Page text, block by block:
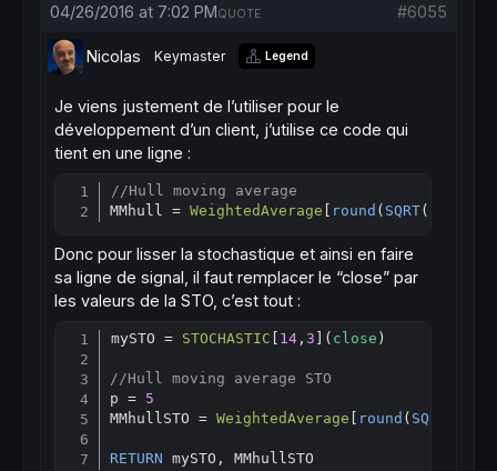
04/26/2016 at 7:02 PM #6055
QUOTE
Nicolas Keymaster Legend
Je viens justement de l’utiliser pour le
développement d’un client, j’utilise ce code qui
tient en une ligne :
//Hull moving average
MMhull = WeightedAverage [ round ( SQRT(p))](
Copy
Donc pour lisser la stochastique et ainsi en faire
sa ligne de signal, il faut remplacer le “close” par
les valeurs de la STO, c’est tout :
mySTO = STOCHASTIC 14 ,3 ]( close )
//Hull moving average STO
p = 5
MMhullSTO = WeightedAverage round ( SQRT
RETURN